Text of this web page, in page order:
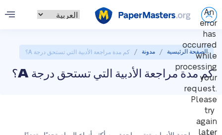
An
error
has
occurred
while
processing
your
request.
Please
try
again
later
الصفحة الرئيسية / مدونة / كم مدة مراجعة الأدبية التي تستحق درجة A؟
كم مدة مراجعة الأدبية التي تستحق درجة A؟